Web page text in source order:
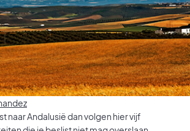
naar Andalusië dan volgen hier vijf